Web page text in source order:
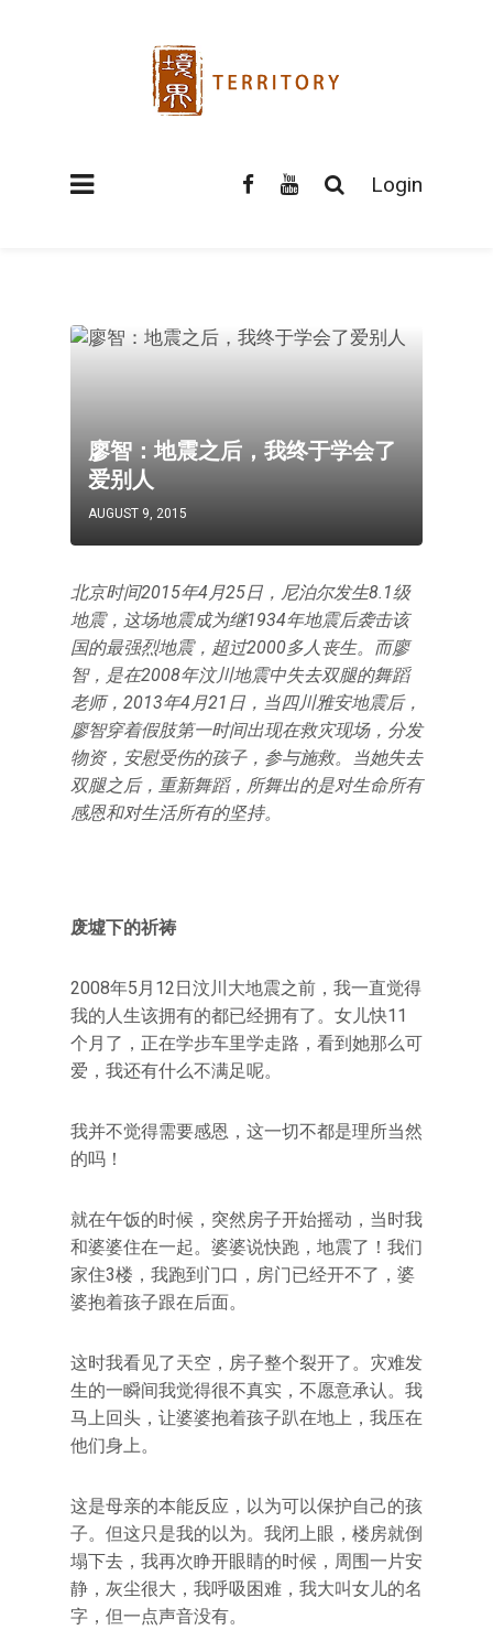
Login
廖智：地震之后，我终于学会了
爱别人
AUGUST 9, 2015
北京时间2015年4月25日，尼泊尔发生8.1级
地震，这场地震成为继1934年地震后袭击该
国的最强烈地震，超过2000多人丧生。而廖
智，是在2008年汶川地震中失去双腿的舞蹈
老师，2013年4月21日，当四川雅安地震后，
廖智穿着假肢第一时间出现在救灾现场，分发
物资，安慰受伤的孩子，参与施救。当她失去
双腿之后，重新舞蹈，所舞出的是对生命所有
感恩和对生活所有的坚持。
废墟下的祈祷
2008年5月12日汶川大地震之前，我一直觉得
我的人生该拥有的都已经拥有了。女儿快11
个月了，正在学步车里学走路，看到她那么可
爱，我还有什么不满足呢。
我并不觉得需要感恩，这一切不都是理所当然
的吗！
就在午饭的时候，突然房子开始摇动，当时我
和婆婆住在一起。婆婆说快跑，地震了！我们
家住3楼，我跑到门口，房门已经开不了，婆
婆抱着孩子跟在后面。
这时我看见了天空，房子整个裂开了。灾难发
生的一瞬间我觉得很不真实，不愿意承认。我
马上回头，让婆婆抱着孩子趴在地上，我压在
他们身上。
这是母亲的本能反应，以为可以保护自己的孩
子。但这只是我的以为。我闭上眼，楼房就倒
塌下去，我再次睁开眼睛的时候，周围一片安
静，灰尘很大，我呼吸困难，我大叫女儿的名
字，但一点声音没有。